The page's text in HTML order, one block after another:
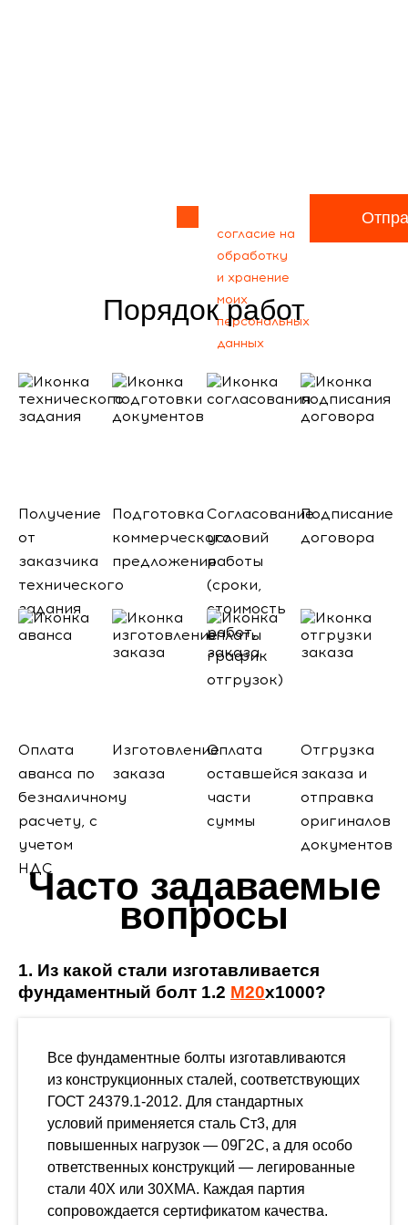
согласие на
обработку
и хранение
моих
персональных
данных
Порядок работ
Получение
от
заказчика
технического
задания
Подготовка
коммерческого
предложения
Согласование
условий
работы
(сроки,
стоимость
работ,
график
отгрузок)
Подписание
договора
Оплата
аванса по
безналичному
расчету, с
учетом
НДС
Изготовление
заказа
Оплата
оставшейся
части
суммы
Отгрузка
заказа и
отправка
оригиналов
документов
Часто задаваемые
вопросы
1. Из какой стали изготавливается
фундаментный болт 1.2 М20х1000?
Все фундаментные болты изготавливаются
из конструкционных сталей, соответствующих
ГОСТ 24379.1-2012. Для стандартных
условий применяется сталь Ст3, для
повышенных нагрузок — 09Г2С, а для особо
ответственных конструкций — легированные
стали 40Х или 30ХМА. Каждая партия
сопровождается сертификатом качества.